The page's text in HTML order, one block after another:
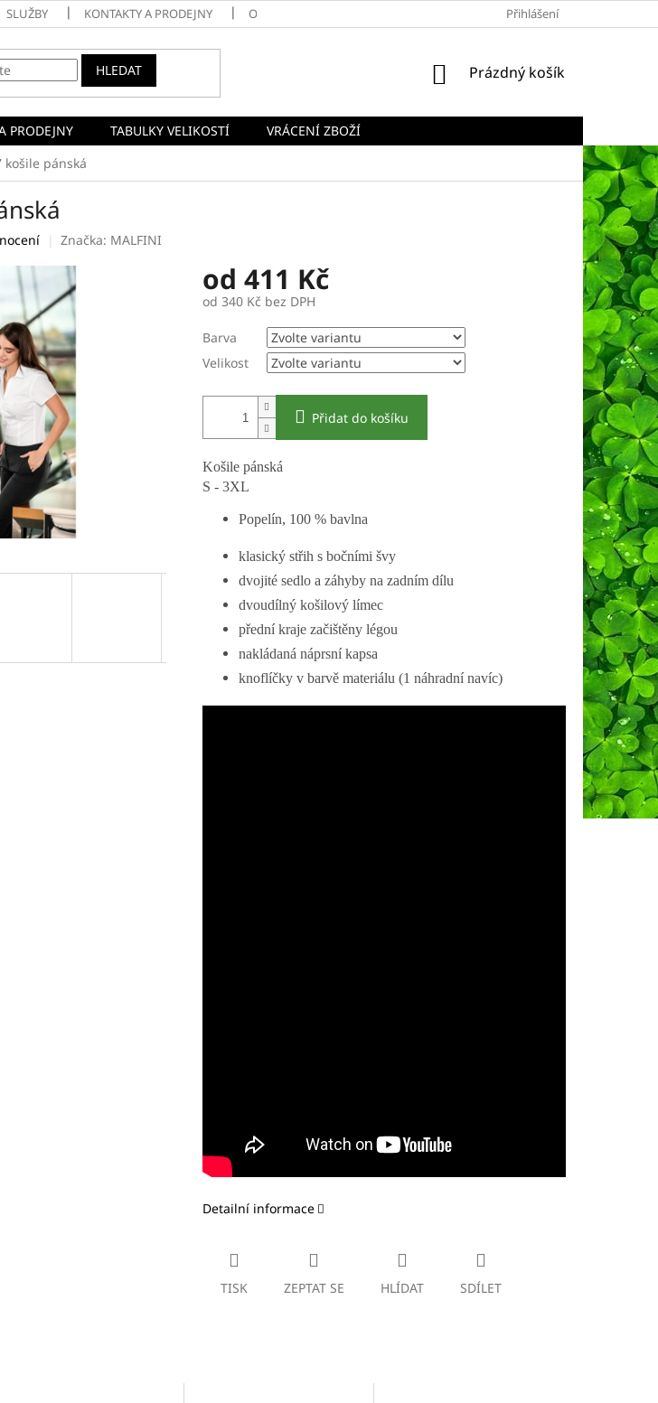
SLUŽBY KONTAKTY A PRODEJNY OBCHODNÍ PODMÍNKY PODMÍNKY OCHRANY OSOBNÍCH ÚDAJŮ
Přihlášení
HLEDAT
NÁKUPNÍ
Prázdný košík
PRODEJNY TABULKY VELIKOSTÍ
VRÁCENÍ ZBOŽÍ
košile pánská
Značka: MALFINI
od 411 Kč
od 340 Kč bez DPH
cena:
Barva
Velikost
Přidat do košíku
Košile pánská
S - 3XL
Popelín, 100 % bavlna
klasický střih s bočními švy
dvojité sedlo a záhyby na zadním dílu
dvoudílný košilový límec
přední kraje začištěny légou
nakládaná náprsní kapsa
knoflíčky v barvě materiálu (1 náhradní navíc)
Detailní informace
TISK ZEPTAT SE HLÍDAT SDÍLET